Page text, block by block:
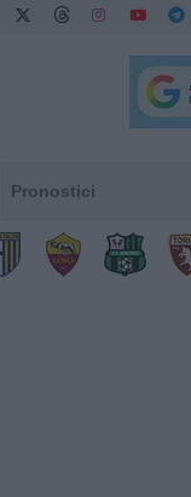
Pronostici